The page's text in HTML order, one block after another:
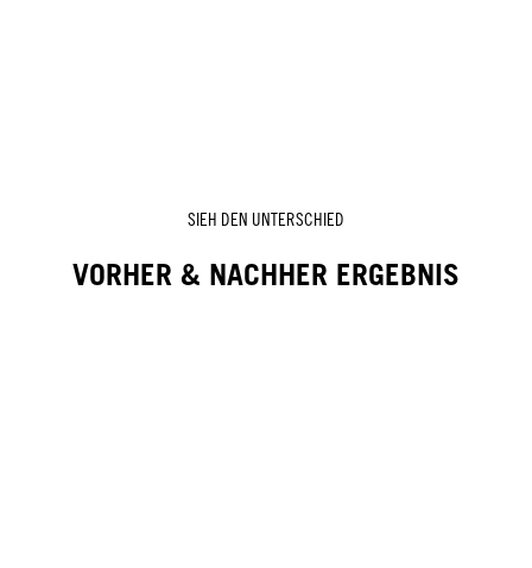
SIEH DEN UNTERSCHIED
VORHER & NACHHER ERGEBNIS